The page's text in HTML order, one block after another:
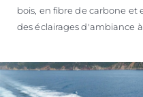
bois, en fibre de carbone et
des éclairages d'ambiance